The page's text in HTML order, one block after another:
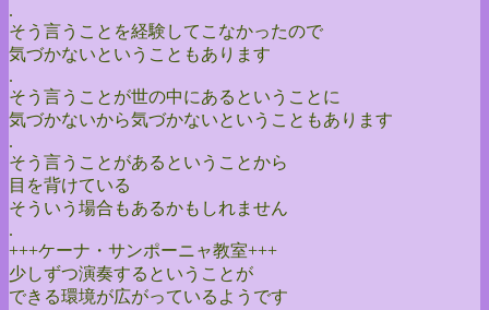
.
そう言うことを経験してこなかったので
気づかないということもあります
.
そう言うことが世の中にあるということに
気づかないから気づかないということもあります
.
そう言うことがあるということから
目を背けている
そういう場合もあるかもしれません
.
+++ケーナ・サンポーニャ教室+++
少しずつ演奏するということが
できる環境が広がっているようです